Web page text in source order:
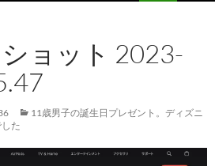
ョット 2023-
11歳男子の誕生日プレゼント。ディズニ
た